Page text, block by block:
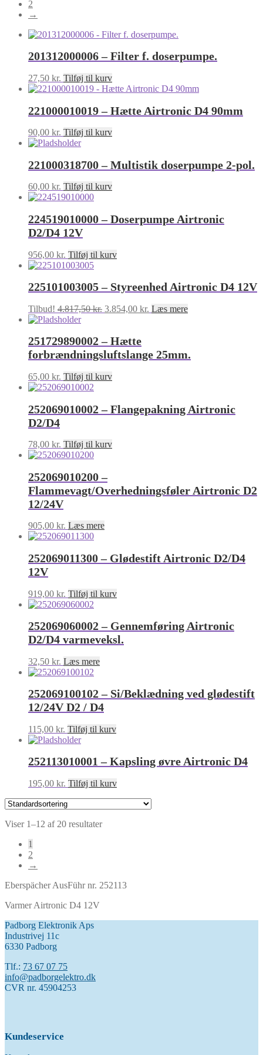
2
→
201312000006 – Filter f. doserpumpe.
27,50 kr. Tilføj til kurv
221000010019 – Hætte Airtronic D4 90mm
90,00 kr. Tilføj til kurv
221000318700 – Multistik doserpumpe 2-pol.
60,00 kr. Tilføj til kurv
224519010000 – Doserpumpe Airtronic
D2/D4 12V
956,00 kr. Tilføj til kurv
225101003005 – Styreenhed Airtronic D4 12V
Tilbud! 4.817,50kr. Den
var:
4.817,50 kr..
3.854,00 kr. Den
3.854,00 kr..
Læs mere
251729890002 – Hætte
forbrændningsluftslange 25mm.
65,00 kr. Tilføj til kurv
252069010002 – Flangepakning Airtronic
D2/D4
78,00 kr. Tilføj til kurv
252069010200 –
Flammevagt/Overhedningsføler Airtronic D2
12/24V
905,00 kr. Læs mere
252069011300 – Glødestift Airtronic D2/D4
12V
919,00 kr. Tilføj til kurv
252069060002 – Gennemføring Airtronic
D2/D4 varmeveksl.
32,50 kr. Læs mere
252069100102 – Si/Beklædning ved glødestift
12/24V D2 / D4
115,00 kr. Tilføj til kurv
252113010001 – Kapsling øvre Airtronic D4
195,00 kr. Tilføj til kurv
Viser 1–12 af 20 resultater
1
2
→
Eberspächer AusFühr nr. 252113
Varmer Airtronic D4 12V
Padborg Elektronik Aps
Industrivej 11c
6330 Padborg
Tlf.: 73 67 07 75
info@padborgelektro.dk
CVR nr. 45904253
Kundeservice